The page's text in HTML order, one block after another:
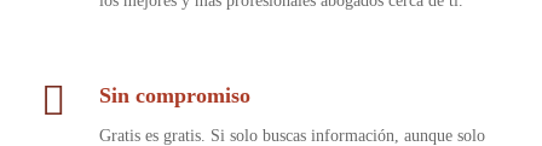
Sin compromiso
Gratis es gratis. Si solo buscas información, aunque solo